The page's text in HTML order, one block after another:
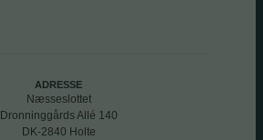
ADRESSE
Næsseslottet
Dronninggårds Allé 140
DK-2840 Holte